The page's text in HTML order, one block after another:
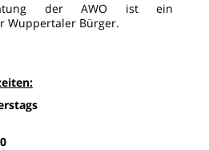
der AWO ist ein
Wuppertaler Bürger.